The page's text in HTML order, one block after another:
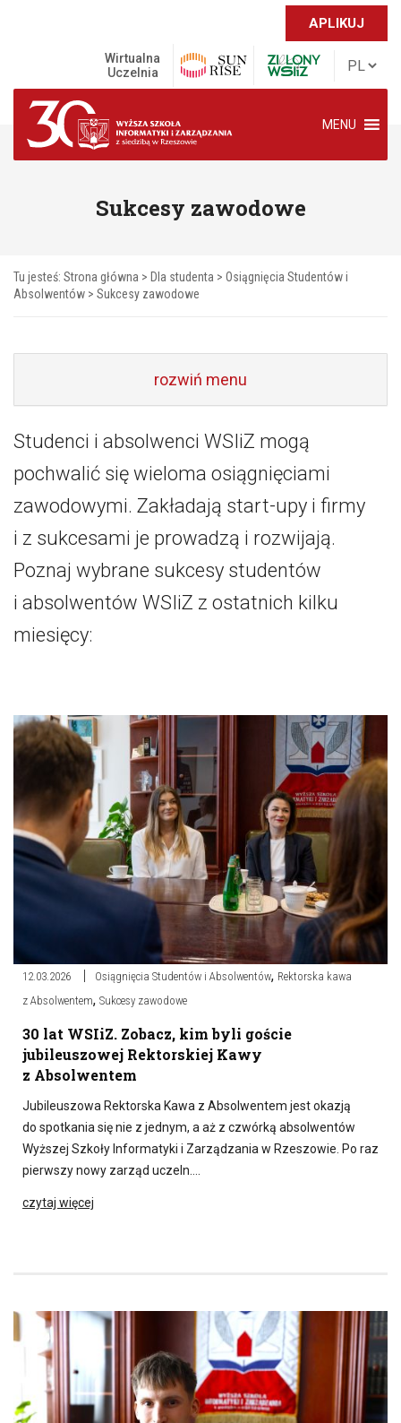
APLIKUJ
Wirtualna
Uczelnia
MENU
Sukcesy zawodowe
Tu jesteś: Strona główna > Dla studenta > Osiągnięcia Studentów i
Absolwentów > Sukcesy zawodowe
rozwiń menu
Studenci i absolwenci WSIiZ mogą
pochwalić się wieloma osiągnięciami
zawodowymi. Zakładają start-upy i firmy
i z sukcesami je prowadzą i rozwijają.
Poznaj wybrane sukcesy studentów
i absolwentów WSIiZ z ostatnich kilku
miesięcy:
12.03.2026 Osiągnięcia Studentów i Absolwentów, Rektorska kawa
z Absolwentem, Sukcesy zawodowe
30 lat WSIiZ. Zobacz, kim byli goście
jubileuszowej Rektorskiej Kawy
z Absolwentem
Jubileuszowa Rektorska Kawa z Absolwentem jest okazją
do spotkania się nie z jednym, a aż z czwórką absolwentów
Wyższej Szkoły Informatyki i Zarządzania w Rzeszowie. Po raz
pierwszy nowy zarząd uczeln….
czytaj więcej